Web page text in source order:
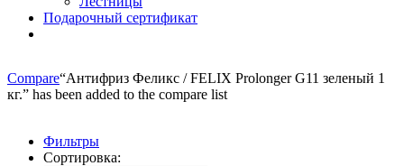
Подарочный сертификат
Compare“Антифриз Феликс / FELIX Prolonger G11 зеленый 1
кг.” has been added to the compare list
Фильтры
Сортировка: